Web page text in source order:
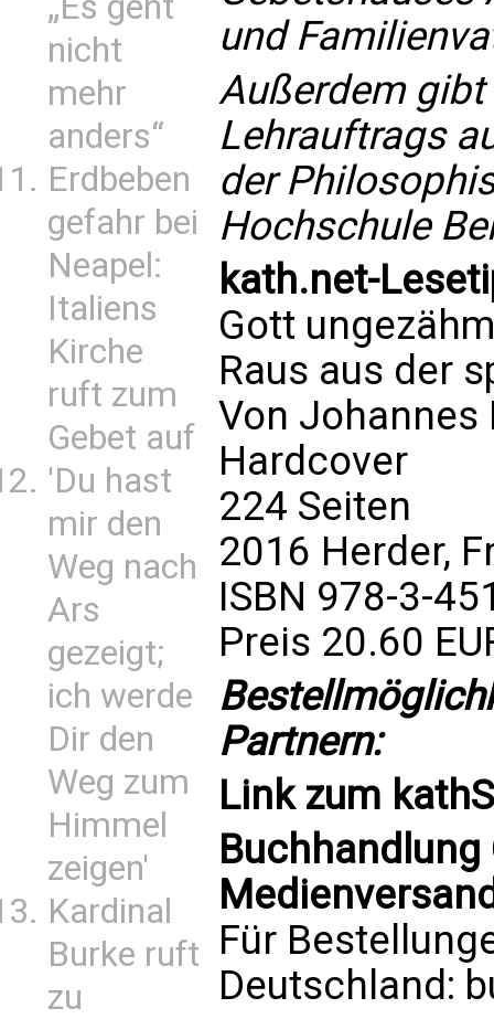
nicht
mehr
anders“
Erdbeben
gefahr bei
Neapel:
Italiens
Kirche
ruft zum
Gebet auf
'Du hast
mir den
Weg nach
Ars
gezeigt;
ich werde
Dir den
Weg zum
Himmel
zeigen'
Kardinal
Burke ruft
zu
und
Außerdem gibt
Lehrauftrags
der
Hochschule
kath.net-
Gott
Raus aus der
Von Johannes
Hardcover
224 Seiten
2016 Herder,
ISBN 978-3-
Preis 20.60
Partnern:
Link zum
Für
Deutschland: